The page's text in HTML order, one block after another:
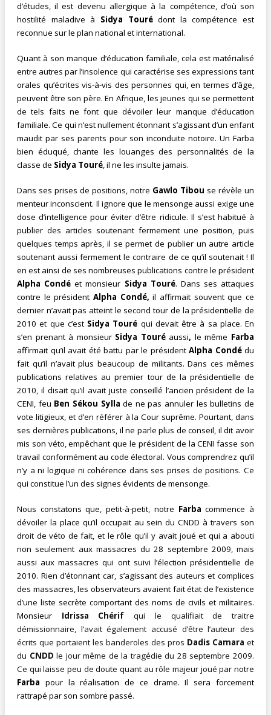
d’études, il est devenu allergique à la compétence, d’où son
hostilité maladive à Sidya Tourédont la compétence est
reconnue sur le plan national et international.
Quant à son manque d’éducation familiale, cela est matérialisé
entre autres par l’insolence qui caractérise ses expressions tant
orales qu’écrites vis-à-vis des personnes qui, en termes d’âge,
peuvent être son père. En Afrique, les jeunes qui se permettent
de tels faits ne font que dévoiler leur manque d’éducation
familiale. Ce qui n’est nullement étonnant s’agissant d’un enfant
maudit par ses parents pour son inconduite notoire. Un Farba
bien éduqué, chante les louanges des personnalités de la
classe de Sidya Touré, il ne les insulte jamais.
Dans ses prises de positions, notre Gawlo Tibou se révèle un
menteur inconscient. Il ignore que le mensonge aussi exige une
dose d’intelligence pour éviter d’être ridicule. Il s’est habitué à
publier des articles soutenant fermement une position, puis
quelques temps après, il se permet de publier un autre article
soutenant aussi fermement le contraire de ce qu’il soutenait ! Il
en est ainsi de ses nombreuses publications contre le président
Alpha Condéet monsieur Sidya Touré. Dans ses attaques
contre le président Alpha Condé,il affirmait souvent que ce
dernier n’avait pas atteint le second tour de la présidentielle de
2010 et que c’est Sidya Touré qui devait être à sa place. En
s’en prenant à monsieur Sidya Touré aussi, le même Farba
affirmait qu’il avait été battu par le président Alpha Condédu
fait qu’il n’avait plus beaucoup de militants. Dans ces mêmes
publications relatives au premier tour de la présidentielle de
2010, il disait qu’il avait juste conseillé l’ancien président de la
CENI, feu Ben Sékou Sylla de ne pas annuler les bulletins de
vote litigieux, et d’en référer à la Cour suprême. Pourtant, dans
ses dernières publications, il ne parle plus de conseil, il dit avoir
mis son véto, empêchant que le président de la CENI fasse son
travail conformément au code électoral. Vous comprendrez qu’il
n’y a ni logique ni cohérence dans ses prises de positions. Ce
qui constitue l’un des signes évidents de mensonge.
Nous constatons que, petit-à-petit, notre Farba commence à
dévoiler la place qu’il occupait au sein du CNDD à travers son
droit de véto de fait, et le rôle qu’il y avait joué et qui a abouti
non seulement aux massacres du 28 septembre 2009, mais
aussi aux massacres qui ont suivi l’élection présidentielle de
2010. Rien d’étonnant car, s’agissant des auteurs et complices
des massacres, les observateurs avaient fait état de l’existence
d’une liste secrète comportant des noms de civils et militaires.
Monsieur Idrissa Chérif qui le qualifiait de traitre
démissionnaire, l’avait également accusé d’être l’auteur des
écrits que portaient les banderoles des pros Dadis Camara et
du CNDD le jour même de la tragédie du 28 septembre 2009.
Ce qui laisse peu de doute quant au rôle majeur joué par notre
Farba pour la réalisation de ce drame. Il sera forcement
rattrapé par son sombre passé.